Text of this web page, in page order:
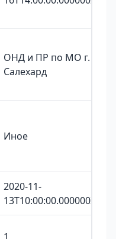
ОНД и ПР по МО г.
Салехард
Иное
2020-11-
13T10:00:00.000000Z